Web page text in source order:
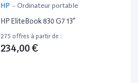
HP - Ordinateur portable
HP EliteBook 830 G7 13”
275 offres à partir de :
234,00 €